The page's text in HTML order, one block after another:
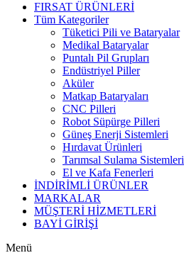
FIRSAT ÜRÜNLERİ
Tüm Kategoriler
Tüketici Pili ve Bataryalar
Medikal Bataryalar
Puntalı Pil Grupları
Endüstriyel Piller
Aküler
Matkap Bataryaları
CNC Pilleri
Robot Süpürge Pilleri
Güneş Enerji Sistemleri
Hırdavat Ürünleri
Tarımsal Sulama Sistemleri
El ve Kafa Fenerleri
İNDİRİMLİ ÜRÜNLER
MARKALAR
MÜŞTERİ HİZMETLERİ
BAYİ GİRİŞİ
Menü